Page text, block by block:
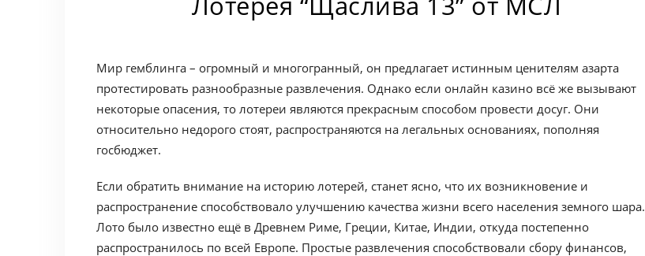
Мир гемблинга – огромный и многогранный, он предлагает истинным ценителям азарта
протестировать разнообразные развлечения. Однако если онлайн казино всё же вызывают
некоторые опасения, то лотереи являются прекрасным способом провести досуг. Они
относительно недорого стоят, распространяются на легальных основаниях, пополняя
госбюджет.
Если обратить внимание на историю лотерей, станет ясно, что их возникновение и
распространение способствовало улучшению качества жизни всего населения земного шара.
Лото было известно ещё в Древнем Риме, Греции, Китае, Индии, откуда постепенно
распространилось по всей Европе. Простые развлечения способствовали сбору финансов,